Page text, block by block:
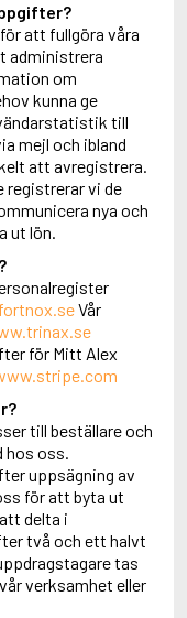
att fullgöra våra
administrera
om
kunna ge
till
mejl och ibland
att avregistrera.
registrerar vi de
nya och
ut lön.
Vår
för Mitt Alex
till beställare och
hos oss.
uppsägning av
för att byta ut
delta i
två och ett halvt
tas
verksamhet eller